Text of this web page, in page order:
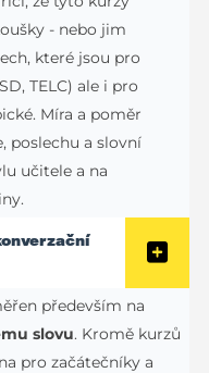
- nebo jim
které jsou pro
TELC) ale i pro
Míra a poměr
poslechu a slovní
učitele a na
především na
slovu. Kromě kurzů
pro začátečníky a